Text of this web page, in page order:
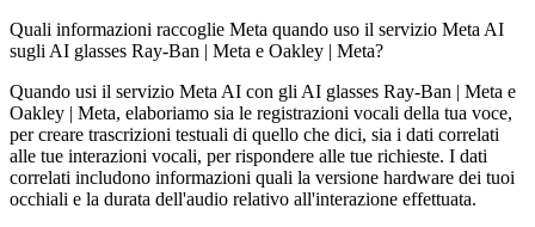
Quali informazioni raccoglie Meta quando uso il servizio Meta AI
sugli AI glasses Ray-Ban | Meta e Oakley | Meta?
Quando usi il servizio Meta AI con gli AI glasses Ray-Ban | Meta e
Oakley | Meta, elaboriamo sia le registrazioni vocali della tua voce,
per creare trascrizioni testuali di quello che dici, sia i dati correlati
alle tue interazioni vocali, per rispondere alle tue richieste. I dati
correlati includono informazioni quali la versione hardware dei tuoi
occhiali e la durata dell'audio relativo all'interazione effettuata.